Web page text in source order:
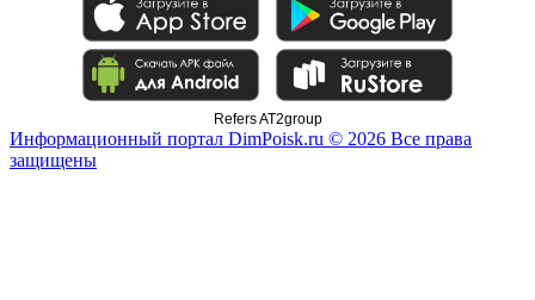
Refers AT2group
Информационный портал DimPoisk.ru © 2026 Все права
защищены